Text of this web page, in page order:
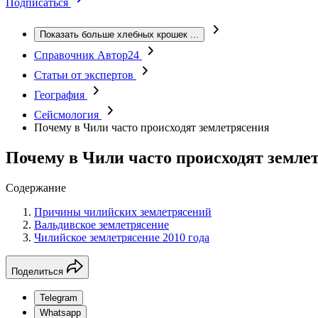
Подписаться
Показать больше хлебных крошек ...
Справочник Автор24
Статьи от экспертов
География
Сейсмология
Почему в Чили часто происходят землетрясения
Почему в Чили часто происходят
Содержание
Причины чилийских землетрясений
Вальдивское землетрясение
Чилийское землетрясение 2010 года
Поделиться
Telegram
Whatsapp